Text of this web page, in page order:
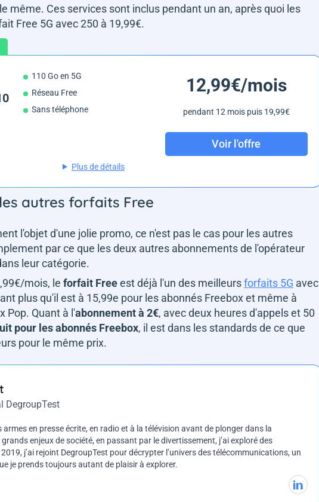
même. Ces services sont inclus pendant un an, après quoi les
Free 5G avec 250 à 19,99€.
110 Go en 5G
Réseau Free
Sans téléphone
12,99€/mois
pendant 12 mois puis 19,99€
Voir l'offre
Plus de détails
autres forfaits Free
l'objet d'une jolie promo, ce n'est pas le cas pour les autres
par ce que les deux autres abonnements de l'opérateur
leur catégorie.
mois, le forfait Freeest déjà l'un des meilleursforfaits 5G avec
plus qu'il est à 15,99e pour les abonnés Freebox et même à
Pop. Quant à l'abonnement à 2€, avec deux heures d'appels et 50
pour les abonnés Freebox, il est dans les standards de ce que
pour le même prix.
DegroupTest
armes en presse écrite, en radio et à la télévision avant de plonger dans la
enjeux de société, en passant par le divertissement, j’ai exploré des
j’ai rejoint DegroupTest pour décrypter l’univers des télécommunications, un
je prends toujours autant de plaisir à explorer.